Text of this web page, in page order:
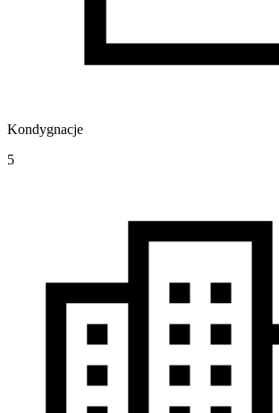
Kondygnacje
5